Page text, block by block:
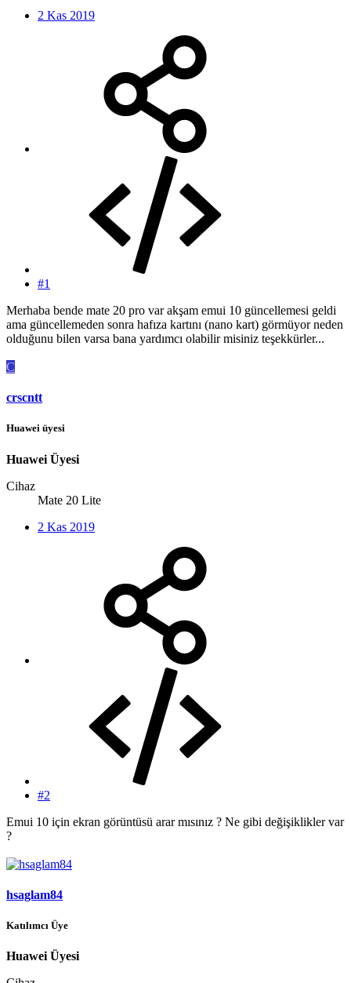
2 Kas 2019
#1
Merhaba bende mate 20 pro var akşam emui 10 güncellemesi geldi
ama güncellemeden sonra hafıza kartını (nano kart) görmüyor neden
olduğunu bilen varsa bana yardımcı olabilir misiniz teşekkürler...
C
crscntt
Huawei üyesi
Huawei Üyesi
Cihaz
Mate 20 Lite
2 Kas 2019
#2
Emui 10 için ekran görüntüsü arar mısınız ? Ne gibi değişiklikler var
?
hsaglam84
Katılımcı Üye
Huawei Üyesi